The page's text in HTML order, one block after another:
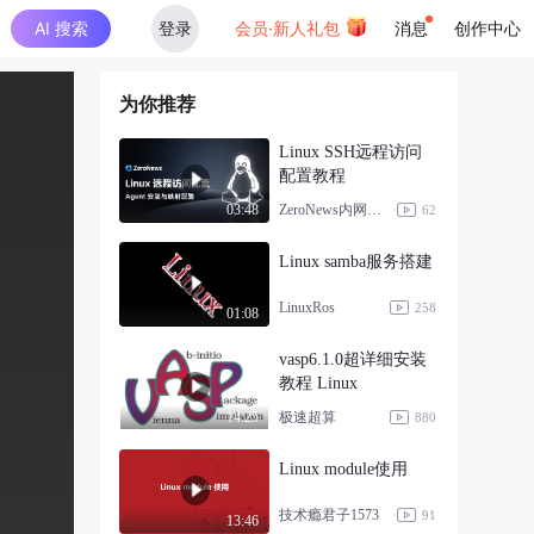
AI 搜索 登录 会员·新人礼包 消息 创作中心
为你推荐
03:48
Linux SSH远程访问
配置教程
62
01:08
Linux samba服务搭建
LinuxRos 258
14:25
vasp6.1.0超详细安装
教程 Linux
极速超算 880
13:46
Linux module使用
技术瘾君子1573 91